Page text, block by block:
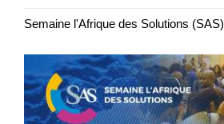
Semaine l'Afrique des Solutions (SAS)